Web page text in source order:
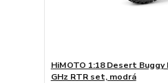
HiMOTO 1:18 Desert Buggy
GHz RTR set, modrá